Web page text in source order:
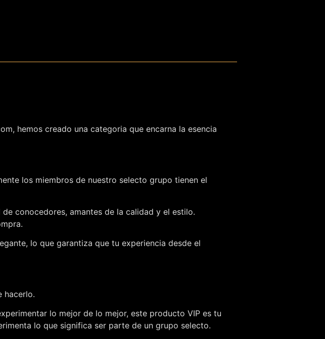
hemos creado una categoria que encarna la esencia
los miembros de nuestro selecto grupo tienen el
conocedores, amantes de la calidad y el estilo.
lo que garantiza que tu experiencia desde el
hacerlo.
lo mejor de lo mejor, este producto VIP es tu
lo que significa ser parte de un grupo selecto.